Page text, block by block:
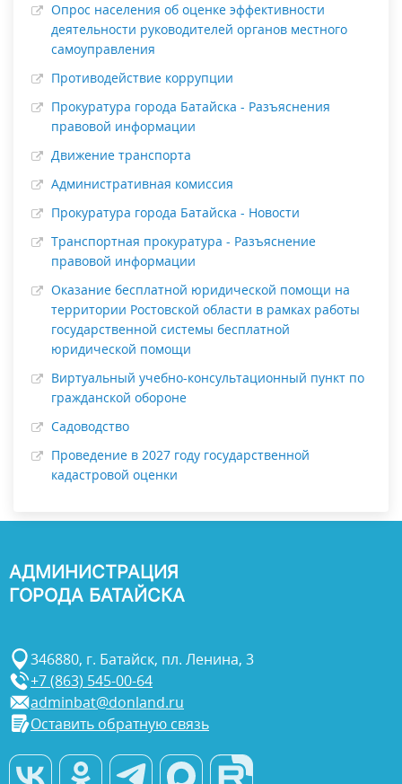
Опрос населения об оценке эффективности
деятельности руководителей органов местного
самоуправления
Противодействие коррупции
Прокуратура города Батайска - Разъяснения
правовой информации
Движение транспорта
Административная комиссия
Прокуратура города Батайска - Новости
Транспортная прокуратура - Разъяснение
правовой информации
Оказание бесплатной юридической помощи на
территории Ростовской области в рамках работы
государственной системы бесплатной
юридической помощи
Виртуальный учебно-консультационный пункт по
гражданской обороне
Садоводство
Проведение в 2027 году государственной
кадастровой оценки
АДМИНИСТРАЦИЯ
ГОРОДА БАТАЙСКА
346880, г. Батайск, пл. Ленина, 3
+7 (863) 545-00-64
adminbat@donland.ru
Оставить обратную связь